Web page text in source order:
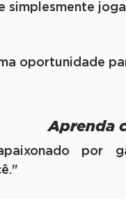
simplesmente
oportunidade
Aprenda
por